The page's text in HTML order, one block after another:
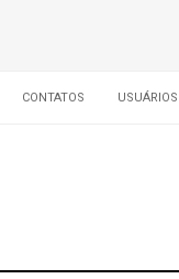
CONTATOS USUÁRIOS